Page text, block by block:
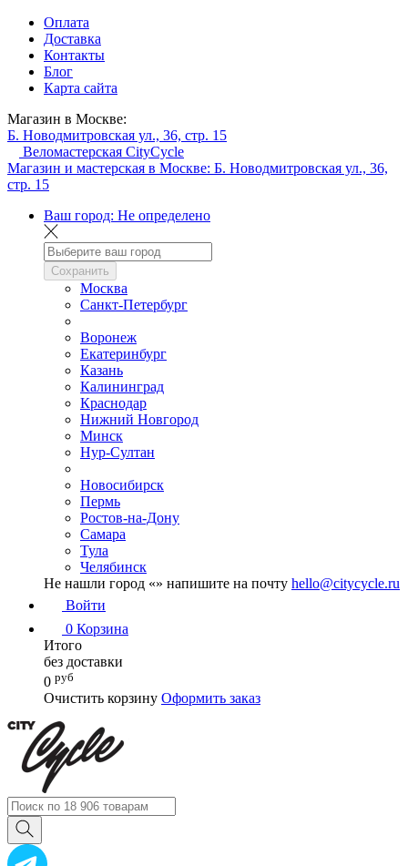
Оплата
Доставка
Контакты
Блог
Карта сайта
Магазин в Москве:
Б. Новодмитровская ул., 36, стр. 15
Веломастерская CityCycle
Магазин и мастерская в Москве: Б. Новодмитровская ул., 36,
стр. 15
Ваш город: Не определено
Сохранить
Москва
Санкт-Петербург
Воронеж
Екатеринбург
Казань
Калининград
Краснодар
Нижний Новгород
Минск
Нур-Султан
Новосибирск
Пермь
Ростов-на-Дону
Самара
Тула
Челябинск
Не нашли город «» напишите на почту hello@citycycle.ru
Войти
0 Корзина
Итого
без доставки
0 руб
Очистить корзину Оформить заказ